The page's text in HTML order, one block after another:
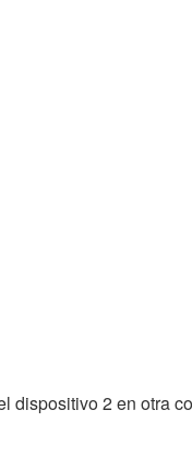
dispositivo 2 en otra